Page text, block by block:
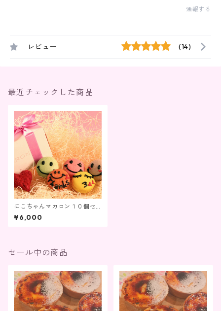
通報する
レビュー (14)
最近チェックした商品
にこちゃんマカロン１０個セ
ット
¥6,000
セール中の商品